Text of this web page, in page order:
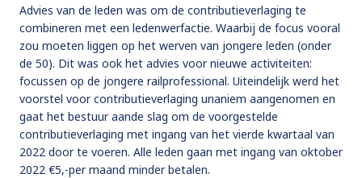
Advies van de leden was om de contributieverlaging te
combineren met een ledenwerfactie. Waarbij de focus vooral
zou moeten liggen op het werven van jongere leden (onder
de 50). Dit was ook het advies voor nieuwe activiteiten:
focussen op de jongere railprofessional. Uiteindelijk werd het
voorstel voor contributieverlaging unaniem aangenomen en
gaat het bestuur aande slag om de voorgestelde
contributieverlaging met ingang van het vierde kwartaal van
2022 door te voeren. Alle leden gaan met ingang van oktober
2022 €5,-per maand minder betalen.